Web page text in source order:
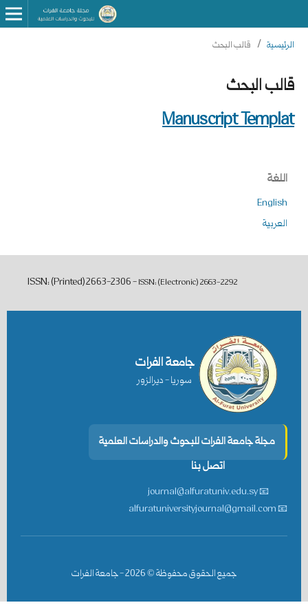
الرئيسية / قالب البحث
قالب البحث
Manuscript Templat
اللغة
English
العربية
ISSN: (Printed) 2663-2306 -ISSN: (Electronic)2663-2292
جامعة الفرات
سوريا - ديرالزور
مجلة جامعة الفرات للبحوث والدراسات العلمية
اتصل بنا
📧 journal@alfuratuniv.edu.sy
📧 alfuratuniversityjournal@gmail.com
جميع الحقوق محفوظة ©2026- جامعة الفرات